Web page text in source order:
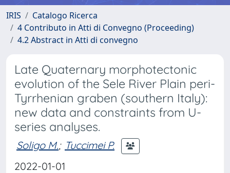
IRIS
Catalogo Ricerca
4 Contributo in Atti di Convegno (Proceeding)
4.2 Abstract in Atti di convegno
Late Quaternary morphotectonic
evolution of the Sele River Plain peri-
Tyrrhenian graben (southern Italy):
new data and constraints from U-
series analyses.
Soligo M.; Tuccimei P.
2022-01-01